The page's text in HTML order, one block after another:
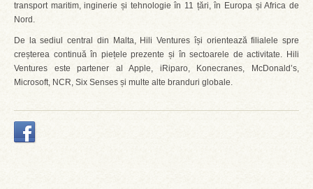
transport maritim, inginerie și tehnologie în 11 țări, în Europa și Africa de
Nord.
De la sediul central din Malta, Hili Ventures își orientează filialele spre
creșterea continuă în piețele prezente și în sectoarele de activitate. Hili
Ventures este partener al Apple, iRiparo, Konecranes, McDonald’s,
Microsoft, NCR, Six Senses și multe alte branduri globale.